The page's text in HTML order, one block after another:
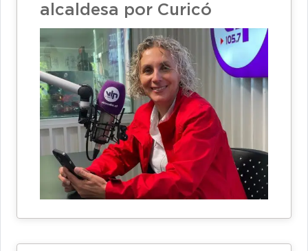
alcaldesa por Curicó